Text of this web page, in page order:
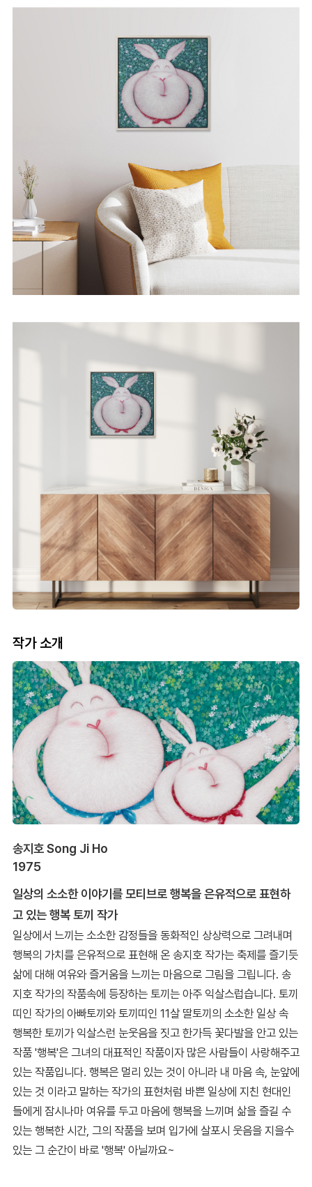
작가 소개
송지호 Song Ji Ho
1975
일상의 소소한 이야기를 모티브로 행복을 은유적으로 표현하
고 있는 행복 토끼 작가
일상에서 느끼는 소소한 감정들을 동화적인 상상력으로 그려내며
행복의 가치를 은유적으로 표현해 온 송지호 작가는 축제를 즐기듯
삶에 대해 여유와 즐거움을 느끼는 마음으로 그림을 그립니다. 송
지호 작가의 작품속에 등장하는 토끼는 아주 익살스럽습니다. 토끼
띠인 작가의 아빠토끼와 토끼띠인 11살 딸토끼의 소소한 일상 속
행복한 토끼가 익살스런 눈웃음을 짓고 한가득 꽃다발을 안고 있는
작품 '행복'은 그녀의 대표적인 작품이자 많은 사람들이 사랑해주고
있는 작품입니다. 행복은 멀리 있는 것이 아니라 내 마음 속, 눈앞에
있는 것 이라고 말하는 작가의 표현처럼 바쁜 일상에 지친 현대인
들에게 잠시나마 여유를 두고 마음에 행복을 느끼며 삶을 즐길 수
있는 행복한 시간, 그의 작품을 보며 입가에 살포시 웃음을 지을수
있는 그 순간이 바로 '행복' 아닐까요~